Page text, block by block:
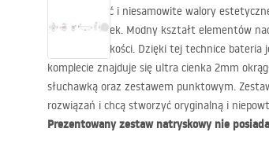
uniwersalność i niesamowite walory
każdej łazienek. Modny kształt elementów
najwyższej jakości. Dzięki tej technice
komplecie znajduje się ultra cienka 2mm
słuchawką oraz zestawem punktowym.
rozwiązań i chcą stworzyć oryginalną i
Prezentowany zestaw natryskowy nie